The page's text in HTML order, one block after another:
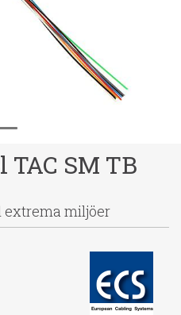
TAC SM TB
extrema miljöer